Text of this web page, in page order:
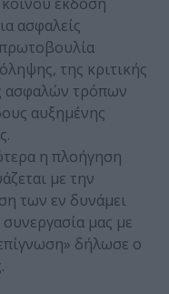
ασφαλείς
της κριτικής
ασφαλών τρόπων
αυξημένης
η πλοήγηση
με την
των εν δυνάμει
μας με
δήλωσε ο